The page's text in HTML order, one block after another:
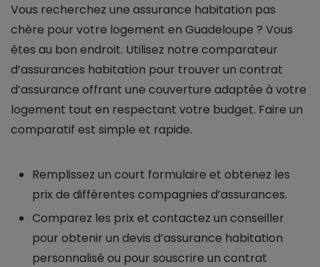
Vous recherchez une assurance habitation pas
chère pour votre logement en Guadeloupe ? Vous
êtes au bon endroit. Utilisez notre comparateur
d’assurances habitation pour trouver un contrat
d’assurance offrant une couverture adaptée à votre
logement tout en respectant votre budget. Faire un
comparatif est simple et rapide.
Remplissez un court formulaire et obtenez les
prix de différentes compagnies d’assurances.
Comparez les prix et contactez un conseiller
pour obtenir un devis d’assurance habitation
personnalisé ou pour souscrire un contrat